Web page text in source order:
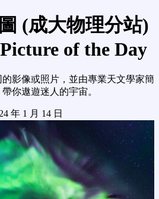
(成大物理分站)
of the Day
影像或照片，並由專業天文學家簡
你遨遊迷人的宇宙。
年 1 月 14 日